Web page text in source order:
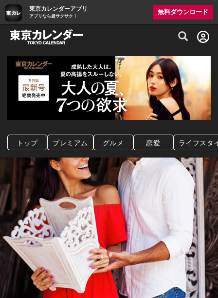
東京カレンダーアプリ
アプリなら超サクサク！
無料ダウンロード
グルメ情報・プレミアムレストラン予約
トップ プレミアム グルメ 恋愛 ライフスタ